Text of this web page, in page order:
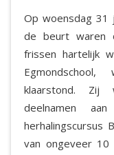
Op woensdag 31
de beurt waren
frissen hartelijk
klaarstond. Zij
deelnamen
herhalingscursus
van ongeveer 10